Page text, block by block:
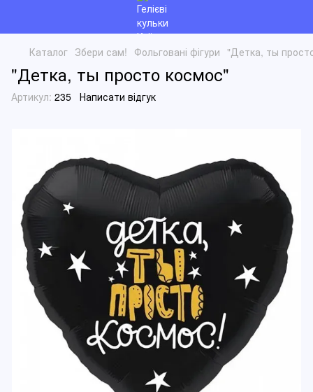
Каталог Збери сам! Фольговані фігури "Детка, ты
"Детка, ты просто космос"
Артикул: 235 Написати відгук